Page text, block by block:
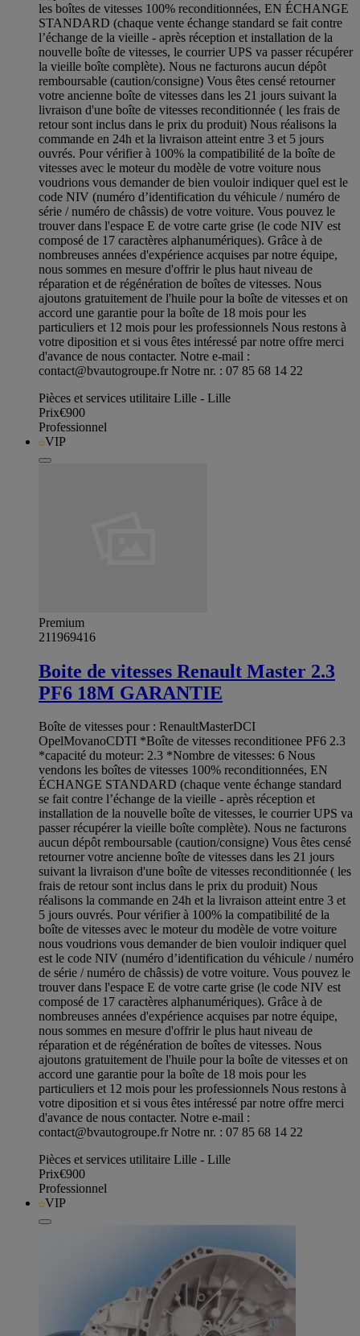
les boîtes de vitesses 100% reconditionnées, EN ÉCHANGE
STANDARD (chaque vente échange standard se fait contre
l’échange de la vieille - après réception et installation de la
nouvelle boîte de vitesses, le courrier UPS va passer récupérer
la vieille boîte complète). Nous ne facturons aucun dépôt
remboursable (caution/consigne) Vous êtes censé retourner
votre ancienne boîte de vitesses dans les 21 jours suivant la
livraison d'une boîte de vitesses reconditionnée ( les frais de
retour sont inclus dans le prix du produit) Nous réalisons la
commande en 24h et la livraison atteint entre 3 et 5 jours
ouvrés. Pour vérifier à 100% la compatibilité de la boîte de
vitesses avec le moteur du modèle de votre voiture nous
voudrions vous demander de bien vouloir indiquer quel est le
code NIV (numéro d’identification du véhicule / numéro de
série / numéro de châssis) de votre voiture. Vous pouvez le
trouver dans l'espace E de votre carte grise (le code NIV est
composé de 17 caractères alphanumériques). Grâce à de
nombreuses années d'expérience acquises par notre équipe,
nous sommes en mesure d'offrir le plus haut niveau de
réparation et de régénération de boîtes de vitesses. Nous
ajoutons gratuitement de l'huile pour la boîte de vitesses et on
accord une garantie pour la boîte de 18 mois pour les
particuliers et 12 mois pour les professionnels Nous restons à
votre diposition et si vous êtes intéressé par notre offre merci
d'avance de nous contacter. Notre e-mail :
contact@bvautogroupe.frNotre nr. : 07 85 68 14 22
Pièces et services utilitaire Lille - Lille
Prix€900
Professionnel
VIP
Premium
211969416
Boite de vitesses Renault Master 2.3
PF6 18M GARANTIE
Boîte de vitesses pour : RenaultMasterDCI
OpelMovanoCDTI *Boîte de vitesses reconditionee PF6 2.3
*capacité du moteur: 2.3 *Nombre de vitesses: 6 Nous
vendons les boîtes de vitesses 100% reconditionnées, EN
ÉCHANGE STANDARD (chaque vente échange standard
se fait contre l’échange de la vieille - après réception et
installation de la nouvelle boîte de vitesses, le courrier UPS va
passer récupérer la vieille boîte complète). Nous ne facturons
aucun dépôt remboursable (caution/consigne) Vous êtes censé
retourner votre ancienne boîte de vitesses dans les 21 jours
suivant la livraison d'une boîte de vitesses reconditionnée ( les
frais de retour sont inclus dans le prix du produit) Nous
réalisons la commande en 24h et la livraison atteint entre 3 et
5 jours ouvrés. Pour vérifier à 100% la compatibilité de la
boîte de vitesses avec le moteur du modèle de votre voiture
nous voudrions vous demander de bien vouloir indiquer quel
est le code NIV (numéro d’identification du véhicule / numéro
de série / numéro de châssis) de votre voiture. Vous pouvez le
trouver dans l'espace E de votre carte grise (le code NIV est
composé de 17 caractères alphanumériques). Grâce à de
nombreuses années d'expérience acquises par notre équipe,
nous sommes en mesure d'offrir le plus haut niveau de
réparation et de régénération de boîtes de vitesses. Nous
ajoutons gratuitement de l'huile pour la boîte de vitesses et on
accord une garantie pour la boîte de 18 mois pour les
particuliers et 12 mois pour les professionnels Nous restons à
votre diposition et si vous êtes intéressé par notre offre merci
d'avance de nous contacter. Notre e-mail :
contact@bvautogroupe.frNotre nr. : 07 85 68 14 22
Pièces et services utilitaire Lille - Lille
Prix€900
Professionnel
VIP